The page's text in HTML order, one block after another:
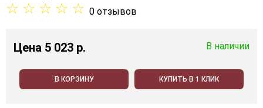
☆ ☆ ☆ ☆ ☆ 0 отзывов
Цена 5 023 p. В наличии
В КОРЗИНУ КУПИТЬ В 1 КЛИК